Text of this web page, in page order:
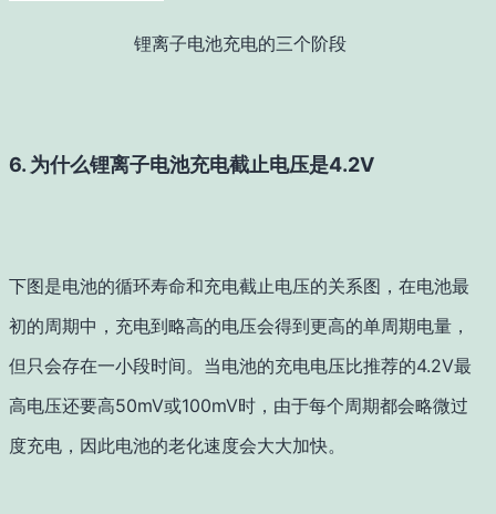
锂离子电池充电的三个阶段
6. 为什么锂离子电池充电截止电压是4.2V
下图是电池的循环寿命和充电截止电压的关系图，在电池最
初的周期中，充电到略高的电压会得到更高的单周期电量，
但只会存在一小段时间。当电池的充电电压比推荐的4.2V最
高电压还要高50mV或100mV时，由于每个周期都会略微过
度充电，因此电池的老化速度会大大加快。